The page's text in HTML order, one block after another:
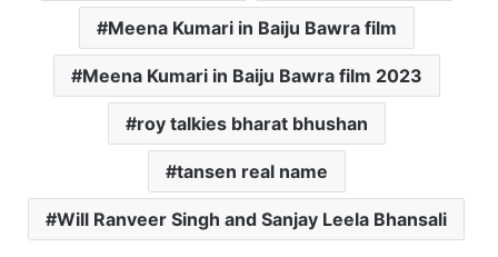
Meena Kumari in Baiju Bawra film
Meena Kumari in Baiju Bawra film 2023
roy talkies bharat bhushan
tansen real name
Will Ranveer Singh and Sanjay Leela Bhansali